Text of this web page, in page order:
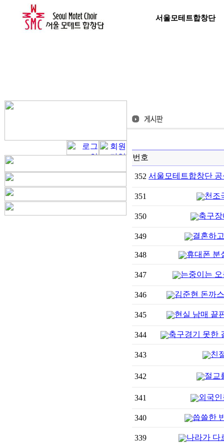
서울모테트합창단
번호
352 서울모테트합창단
351 천조
350 축구
349 결혼하
348 휴대폰 분
347 는중이는
346 김준현 돈까
345 현실 남매 끝
344 축구경기 못한
343 친
342 절교
341 외국
340 씁쓸한
339 나라가 다